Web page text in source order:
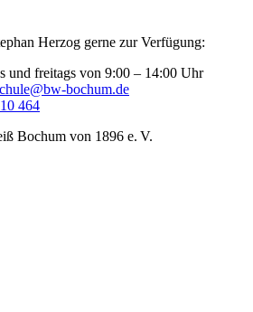
Herzog gerne zur Verfügung:
und freitags von 9:00 – 14:00 Uhr
bochum.de
464
Bochum von 1896 e. V.